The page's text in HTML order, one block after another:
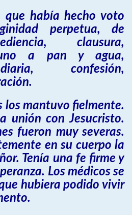
que había hecho voto
perpetua, de
clausura,
a pan y agua,
confesión,
los mantuvo fielmente.
unión con Jesucristo.
fueron muy severas.
en su cuerpo la
Tenía una fe firme y
Los médicos se
hubiera podido vivir